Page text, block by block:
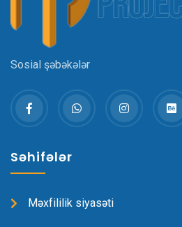
Sosial şəbəkələr
Səhifələr
Məxfililik siyasəti